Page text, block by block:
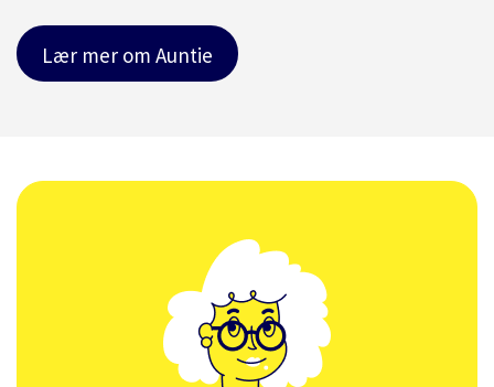
Lær mer om Auntie